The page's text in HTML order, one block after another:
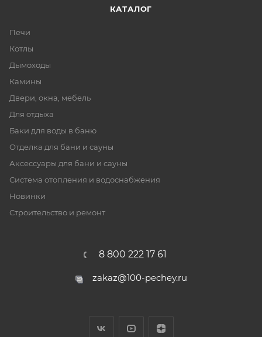
КАТАЛОГ
Печи
Котлы
Дымоходы
Камины
Двери, окна, мебель
Для отдыха
Баки для воды в баню
Отделка для бани и сауны
Аксессуары для бани и сауны
Система отопления и водоснабжения
Новинки
Строительство и ремонт
8 800 222 17 61
zakaz@100-pechey.ru